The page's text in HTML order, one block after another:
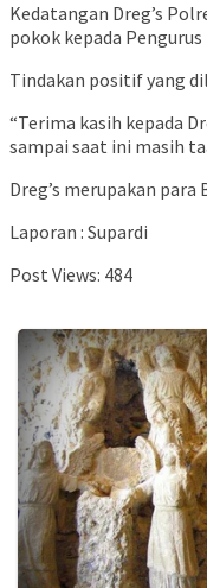
Kedatangan Dreg’s
pokok kepada Pengurus
Tindakan positif yang
“Terima kasih kepada
sampai saat ini masih
Dreg’s merupakan
Laporan : Supardi
Post Views: 484